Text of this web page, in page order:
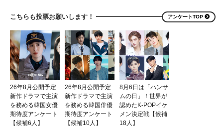
こちらも投票お願いします！ アンケートTOP
26年8月公開予定
新作ドラマで主演
を務める韓国女優
期待度アンケート
【候補6人】
26年8月公開予定
新作ドラマで主演
を務める韓国俳優
期待度アンケート
【候補10人】
8月6日は「ハンサ
ムの日」！世界が
認めたK-POPイケ
メン決定戦【候補
18人】